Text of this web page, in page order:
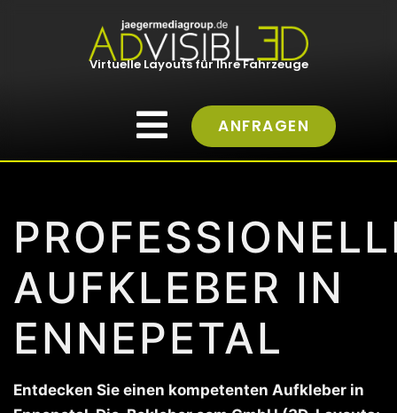
Virtuelle Layouts für Ihre Fahrzeuge
ANFRAGEN
AUFKLEBER IN
ENNEPETAL
Entdecken Sie einen kompetenten Aufkleber in